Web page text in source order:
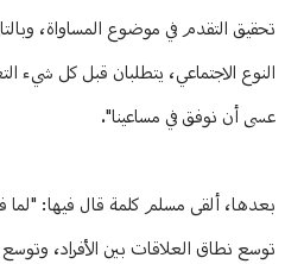
تحقيق التقدم في موضوع المساواة،
النوع الاجتماعي، يتطلبان قبل كل شيء
عسى أن نوفق في مساعينا".
بعدها، ألقى مسلم كلمة قال فيها: "لما
توسع نطاق العلاقات بين الأفراد،